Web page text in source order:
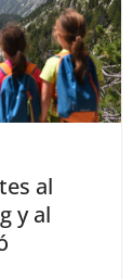
al
y al